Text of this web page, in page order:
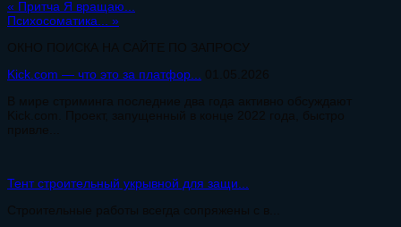
« Притча Я вращаю...
Психосоматика... »
ОКНО ПОИСКА НА САЙТЕ ПО ЗАПРОСУ
Kick.com — что это за платфор...
01.05.2026
В мире стриминга последние два года активно обсуждают
Kick.com. Проект, запущенный в конце 2022 года, быстро
привле...
Тент строительный укрывной для защи...
Строительные работы всегда сопряжены с в...